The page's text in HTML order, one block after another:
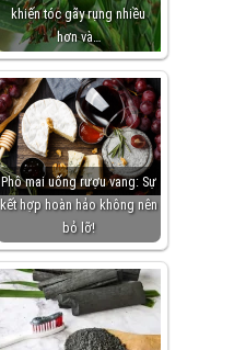
khiến tóc gãy rụng nhiều
hơn và…
Phô mai uống rượu vang: Sự
kết hợp hoàn hảo không nên
bỏ lỡ!